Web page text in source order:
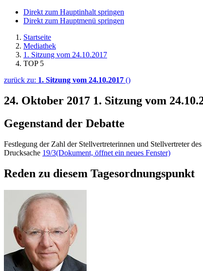
Direkt zum Hauptinhalt springen
Direkt zum Hauptmenü springen
Startseite
Mediathek
1. Sitzung vom 24.10.2017
TOP 5
zurück zu: 1. Sitzung vom 24.10.2017 ()
24. Oktober 2017 1. Sitzung vom
Gegenstand der Debatte
Festlegung der Zahl der Stellvertreterinnen und Stellvertreter des
Drucksache 19/3(Dokument, öffnet ein neues Fenster)
Reden zu diesem Tagesordnungspunkt